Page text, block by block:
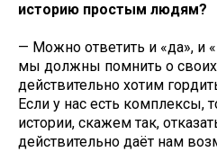
историю простым людям?
— Можно ответить и «да», и
мы должны помнить о своих
действительно хотим
Если у нас есть комплексы,
истории, скажем так,
действительно даёт нам